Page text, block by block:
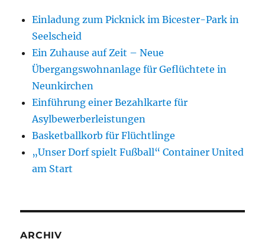
Einladung zum Picknick im Bicester-Park in
Seelscheid
Ein Zuhause auf Zeit – Neue
Übergangswohnanlage für Geflüchtete in
Neunkirchen
Einführung einer Bezahlkarte für
Asylbewerberleistungen
Basketballkorb für Flüchtlinge
„Unser Dorf spielt Fußball“ Container United
am Start
ARCHIV